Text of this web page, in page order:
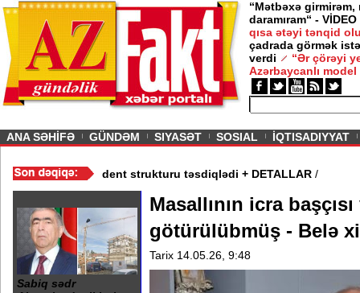
“Mətbəxə girmirəm,
daramıram“ - VİDEO
qısa ətəyi tənqid
çadrada görmək
verdi
“Ər çörəyi
Azərbaycanlı model
ANA SƏHİFƏ GÜNDƏM SIYASƏT SOSIAL İQTISADIYYAT
Şurası yaradıdı - Prezident strukturu təsdiqlədi + DETALLAR
Sabiq sədr
Masallının icra
götürülübmüş - Belə
Tarix 14.05.26, 9:48